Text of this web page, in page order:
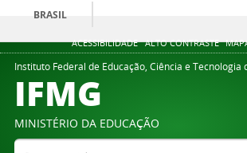
ACESSIBILIDADE ALTO CONTRASTE
BRASIL
Instituto Federal de Educação, Ciência e Tecnologia
IFMG
MINISTÉRIO DA EDUCAÇÃO
Buscar no portal